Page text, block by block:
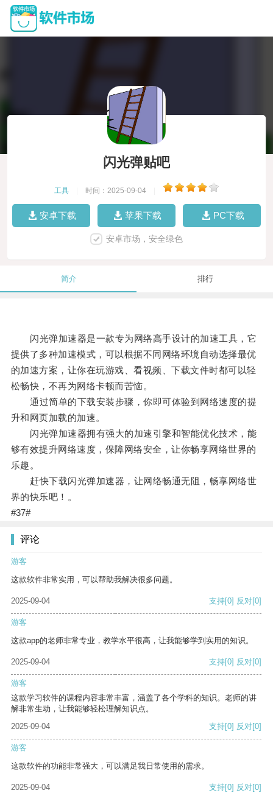
闪光弹贴吧
工具 时间：2025-09-04
安卓下载 苹果下载 PC下载
安卓市场，安全绿色
简介 排行
闪光弹加速器是一款专为网络高手设计的加速工具，它
提供了多种加速模式，可以根据不同网络环境自动选择最优
的加速方案，让你在玩游戏、看视频、下载文件时都可以轻
松畅快，不再为网络卡顿而苦恼。
通过简单的下载安装步骤，你即可体验到网络速度的提
升和网页加载的加速。
闪光弹加速器拥有强大的加速引擎和智能优化技术，能
够有效提升网络速度，保障网络安全，让你畅享网络世界的
乐趣。
赶快下载闪光弹加速器，让网络畅通无阻，畅享网络世
界的快乐吧！。
#37#
评论
游客
这款软件非常实用，可以帮助我解决很多问题。
2025-09-04 支持[0] 反对[0]
游客
这款app的老师非常专业，教学水平很高，让我能够学到实用的知识。
2025-09-04 支持[0] 反对[0]
游客
这款学习软件的课程内容非常丰富，涵盖了各个学科的知识。老师的讲
解非常生动，让我能够轻松理解知识点。
2025-09-04
支持[0] 反对[0]
游客
这款软件的功能非常强大，可以满足我日常使用的需求。
2025-09-04 支持[0] 反对[0]